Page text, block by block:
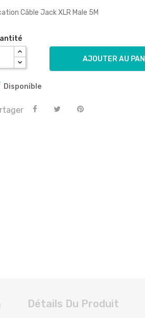
Câble Jack XLR Male 5M
AJOUTER AU
Disponible
Détails Du Produit